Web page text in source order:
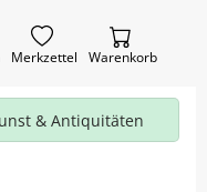
Merkzettel Warenkorb
& Antiquitäten